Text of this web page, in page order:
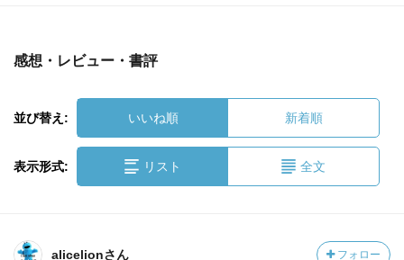
感想・レビュー・書評
並び替え: いいね順 新着順
表示形式: リスト 全文
alicelionさん フォロー